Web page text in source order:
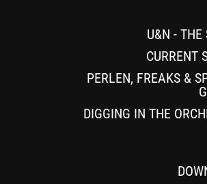
U&N - THE
CURRENT
PERLEN, FREAKS &
DIGGING IN THE